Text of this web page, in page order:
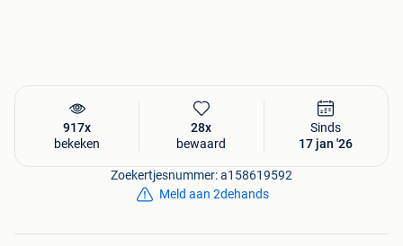
Behandeling hout:
onbehandeld eikenhout (puur en
917x
bekeken
28x
bewaard
Sinds
17 jan '26
Zoekertjesnummer: a158619592
Meld aan 2dehands